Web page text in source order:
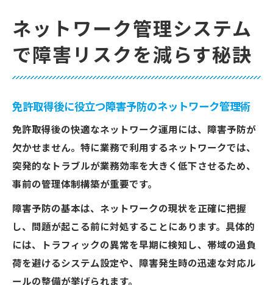
ネットワーク管理システム
で障害リスクを減らす秘訣
免許取得後に役立つ障害予防のネットワーク管理術
免許取得後の快適なネットワーク運用には、障害予防が
欠かせません。特に業務で利用するネットワークでは、
突発的なトラブルが業務効率を大きく低下させるため、
事前の管理体制構築が重要です。
障害予防の基本は、ネットワークの現状を正確に把握
し、問題が起こる前に対処することにあります。具体的
には、トラフィックの異常を早期に検知し、帯域の過負
荷を避けるシステム設定や、障害発生時の迅速な対応ル
ールの整備が挙げられます。